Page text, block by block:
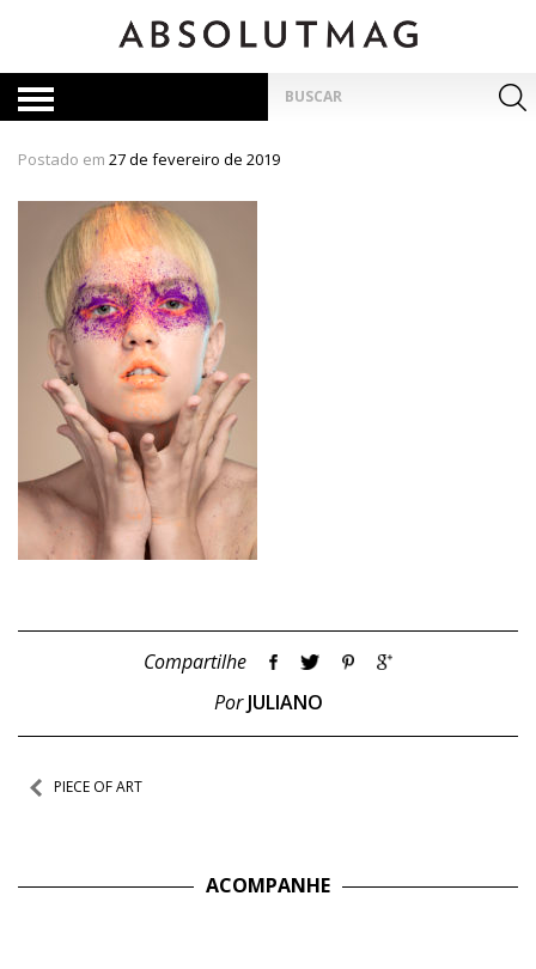
por:
Postado em 27 de fevereiro de 2019
Compartilhe
PorJULIANO
Navegação
PIECE OF ART
ACOMPANHE